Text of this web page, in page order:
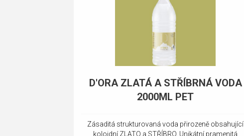
D'ORA ZLATÁ A STŘÍBRNÁ VODA
2000ML PET
Zásaditá strukturovaná voda přirozeně obsahující
koloidní ZLATO a STŘÍBRO. Unikátní pramenitá